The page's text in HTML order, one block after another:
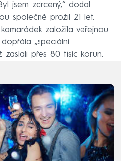
jsem zdrcený,“ dodal
společně prožil 21 let.
založila veřejnou
„speciální
zaslali přes 80 tisíc korun.